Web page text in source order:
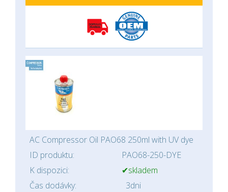
AC Compressor Oil PAO68 250ml with UV dye
ID produktu:
PAO68-250-DYE
K dispozici:
✔skladem
Čas dodávky:
3dni